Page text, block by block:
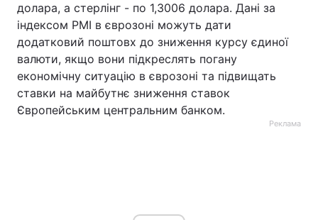
долара, а стерлінг - по 1,3006 долара. Дані за
індексом PMI в єврозоні можуть дати
додатковий поштовх до зниження курсу єдиної
валюти, якщо вони підкреслять погану
економічну ситуацію в єврозоні та підвищать
ставки на майбутнє зниження ставок
Європейським центральним банком.
Реклама